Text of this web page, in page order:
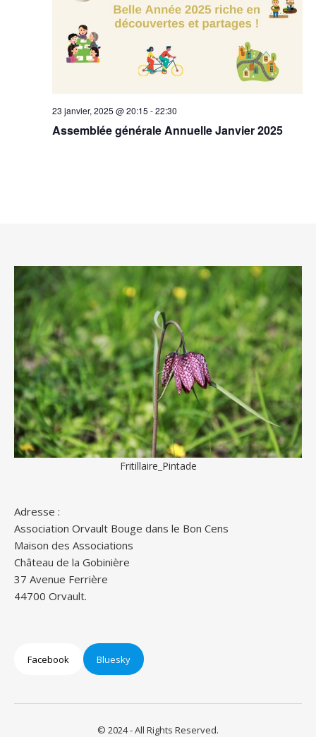
23 janvier, 2025 @ 20:15 -22:30
Assemblée générale Annuelle Janvier 2025
Fritillaire_Pintade
Adresse :
Association Orvault Bouge dans le Bon Cens
Maison des Associations
Château de la Gobinière
37 Avenue Ferrière
44700 Orvault.
Facebook Bluesky
© 2024 - All Rights Reserved.